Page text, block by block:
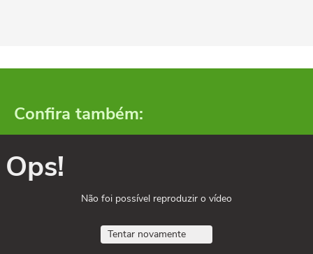
Confira também:
Ops!
Não foi possível reproduzir o vídeo
Tentar novamente